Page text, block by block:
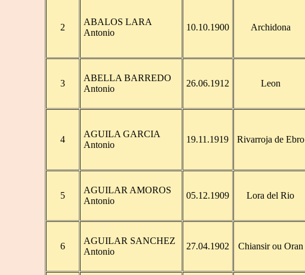
2
ABALOS LARA
Antonio
10.10.1900 Archidona
3
ABELLA BARREDO
Antonio
26.06.1912 Leon
4
AGUILA GARCIA
Antonio
19.11.1919 Rivarroja de Ebro
5
AGUILAR AMOROS
Antonio
05.12.1909 Lora del Rio
6
AGUILAR SANCHEZ
Antonio
27.04.1902 Chiansir ou Oran